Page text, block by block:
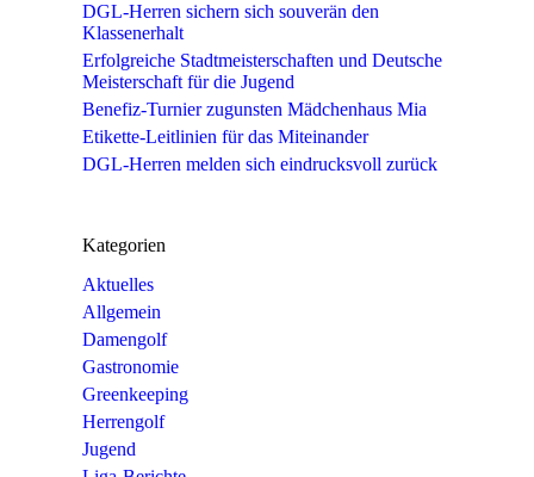
DGL-Herren sichern sich souverän den
Klassenerhalt
Erfolgreiche Stadtmeisterschaften und Deutsche
Meisterschaft für die Jugend
Benefiz-Turnier zugunsten Mädchenhaus Mia
Etikette-Leitlinien für das Miteinander
DGL-Herren melden sich eindrucksvoll zurück
Kategorien
Aktuelles
Allgemein
Damengolf
Gastronomie
Greenkeeping
Herrengolf
Jugend